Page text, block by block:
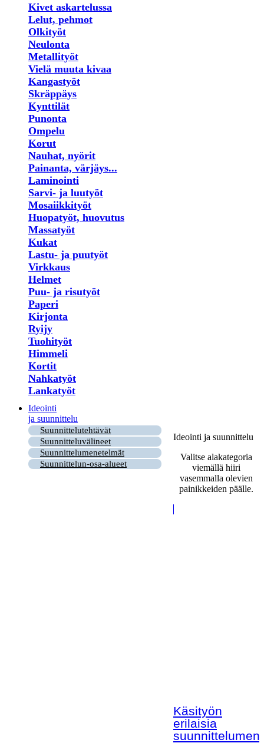
Kivet askartelussa
Lelut, pehmot
Olkityöt
Neulonta
Metallityöt
Vielä muuta kivaa
Kangastyöt
Skräppäys
Kynttilät
Punonta
Ompelu
Korut
Nauhat, nyörit
Painanta, värjäys...
Laminointi
Sarvi- ja luutyöt
Mosaiikkityöt
Huopatyöt, huovutus
Massatyöt
Kukat
Lastu- ja puutyöt
Virkkaus
Helmet
Puu- ja risutyöt
Paperi
Kirjonta
Ryijy
Tuohityöt
Himmeli
Kortit
Nahkatyöt
Lankatyöt
Ideointi
ja suunnittelu
Suunnittelutehtävät
Suunnitteluvälineet
Suunnittelumenetelmät
Suunnittelun-osa-alueet
Ideointi ja suunnittelu
Valitse alakategoria
viemällä hiiri
vasemmalla olevien
painikkeiden päälle.
Käsityön
erilaisia